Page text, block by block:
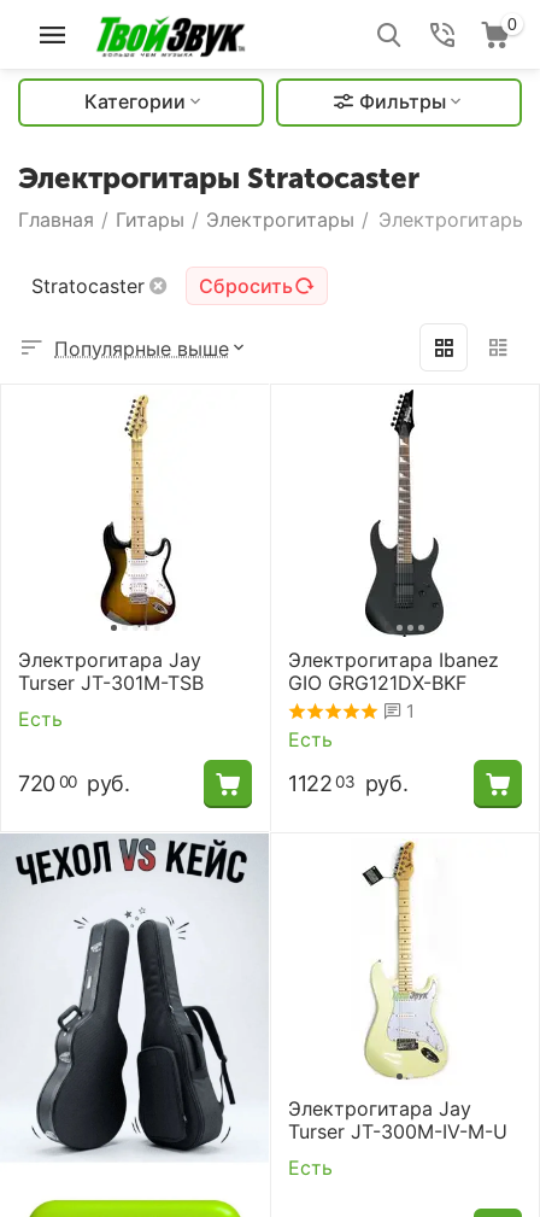
0
Категории Фильтры
Электрогитары Stratocaster
Главная / Гитары / Электрогитары / Электрогитары
Stratocaster Сбросить
Популярные выше
Электрогитара Jay
Turser JT-301M-TSB
Есть
720 00 руб.
Электрогитара Ibanez
GIO GRG121DX-BKF
1
Есть
1122 03 руб.
Электрогитара Jay
Turser JT-300M-IV-M-U
Есть